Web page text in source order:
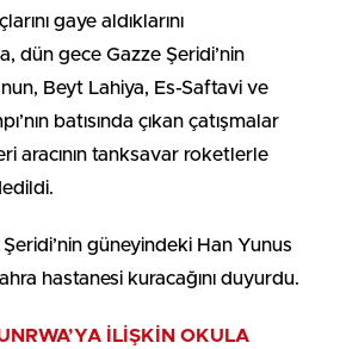
gaye aldıklarını
dün gece Gazze Şeridi’nin
Beyt Lahiya, Es-Saftavi ve
batısında çıkan çatışmalar
aracının tanksavar roketlerle
güneyindeki Han Yunus
hastanesi kuracağını duyurdu.
İLİŞKİN OKULA